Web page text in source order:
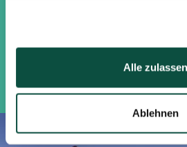
Alle zulassen
Ablehnen
Mommsenstraße 11